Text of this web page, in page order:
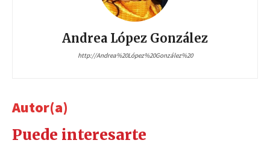
Andrea López González
http://Andrea%20López%20González%20
Autor(a)
Puede interesarte